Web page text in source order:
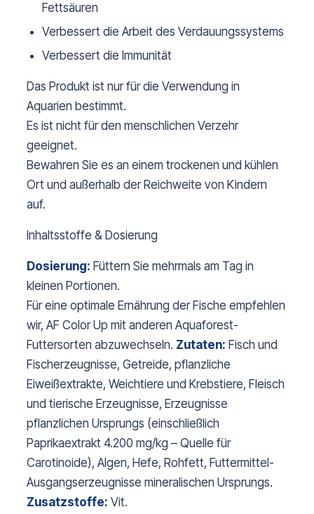
Fettsäuren
Verbessert die Arbeit des Verdauungssystems
Verbessert die Immunität
Das Produkt ist nur für die Verwendung in
Aquarien bestimmt.
Es ist nicht für den menschlichen Verzehr
geeignet.
Bewahren Sie es an einem trockenen und kühlen
Ort und außerhalb der Reichweite von Kindern
auf.
Inhaltsstoffe & Dosierung
Dosierung: Füttern Sie mehrmals am Tag in
kleinen Portionen.
Für eine optimale Ernährung der Fische empfehlen
wir, AF Color Up mit anderen Aquaforest-
Futtersorten abzuwechseln. Zutaten: Fisch und
Fischerzeugnisse, Getreide, pflanzliche
Eiweißextrakte, Weichtiere und Krebstiere, Fleisch
und tierische Erzeugnisse, Erzeugnisse
pflanzlichen Ursprungs (einschließlich
Paprikaextrakt 4.200 mg/kg – Quelle für
Carotinoide), Algen, Hefe, Rohfett, Futtermittel-
Ausgangserzeugnisse mineralischen Ursprungs.
Zusatzstoffe: Vit.